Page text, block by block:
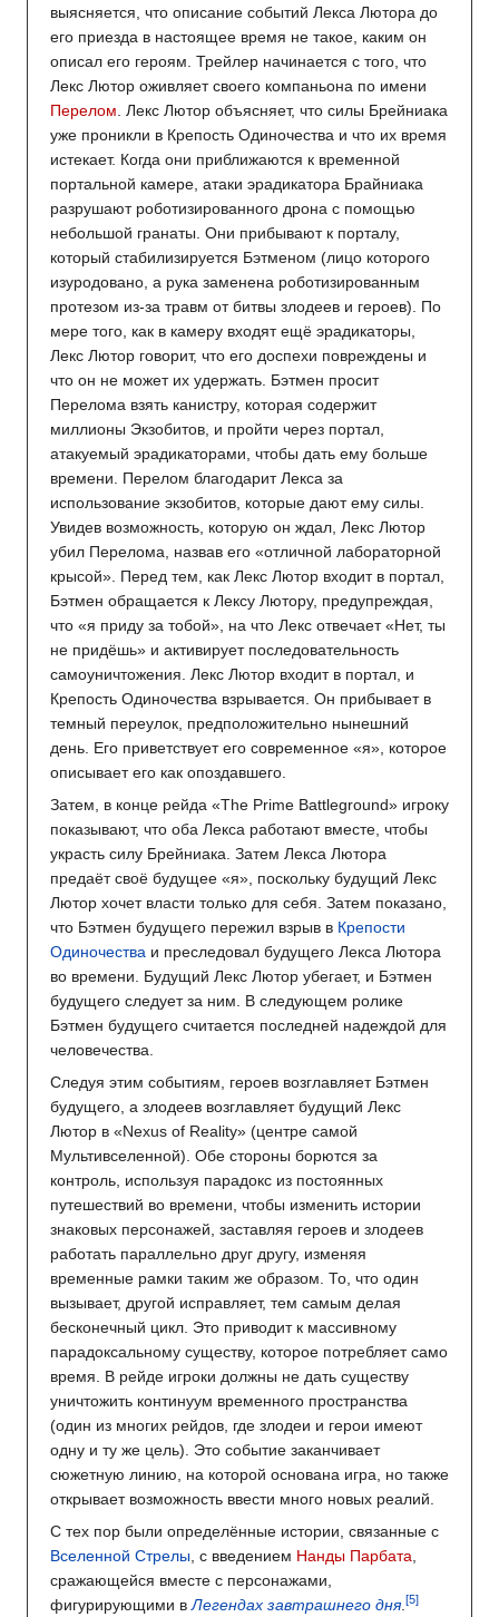
выясняется, что описание событий Лекса Лютора до
его приезда в настоящее время не такое, каким он
описал его героям. Трейлер начинается с того, что
Лекс Лютор оживляет своего компаньона по имени
Перелом . Лекс Лютор объясняет, что силы Брейниака
уже проникли в Крепость Одиночества и что их время
истекает. Когда они приближаются к временной
портальной камере, атаки эрадикатора Брайниака
разрушают роботизированного дрона с помощью
небольшой гранаты. Они прибывают к порталу,
который стабилизируется Бэтменом (лицо которого
изуродовано, а рука заменена роботизированным
протезом из-за травм от битвы злодеев и героев). По
мере того, как в камеру входят ещё эрадикаторы,
Лекс Лютор говорит, что его доспехи повреждены и
что он не может их удержать. Бэтмен просит
Перелома взять канистру, которая содержит
миллионы Экзобитов, и пройти через портал,
атакуемый эрадикаторами, чтобы дать ему больше
времени. Перелом благодарит Лекса за
использование экзобитов, которые дают ему силы.
Увидев возможность, которую он ждал, Лекс Лютор
убил Перелома, назвав его «отличной лабораторной
крысой». Перед тем, как Лекс Лютор входит в портал,
Бэтмен обращается к Лексу Лютору, предупреждая,
что «я приду за тобой», на что Лекс отвечает «Нет, ты
не придёшь» и активирует последовательность
самоуничтожения. Лекс Лютор входит в портал, и
Крепость Одиночества взрывается. Он прибывает в
темный переулок, предположительно нынешний
день. Его приветствует его современное «я», которое
описывает его как опоздавшего.
Затем, в конце рейда «The Prime Battleground» игроку
показывают, что оба Лекса работают вместе, чтобы
украсть силу Брейниака. Затем Лекса Лютора
предаёт своё будущее «я», поскольку будущий Лекс
Лютор хочет власти только для себя. Затем показано,
что Бэтмен будущего пережил взрыв в Крепости
Одиночества и преследовал будущего Лекса Лютора
во времени. Будущий Лекс Лютор убегает, и Бэтмен
будущего следует за ним. В следующем ролике
Бэтмен будущего считается последней надеждой для
человечества.
Следуя этим событиям, героев возглавляет Бэтмен
будущего, а злодеев возглавляет будущий Лекс
Лютор в «Nexus of Reality» (центре самой
Мультивселенной). Обе стороны борются за
контроль, используя парадокс из постоянных
путешествий во времени, чтобы изменить истории
знаковых персонажей, заставляя героев и злодеев
работать параллельно друг другу, изменяя
временные рамки таким же образом. То, что один
вызывает, другой исправляет, тем самым делая
бесконечный цикл. Это приводит к массивному
парадоксальному существу, которое потребляет само
время. В рейде игроки должны не дать существу
уничтожить континуум временного пространства
(один из многих рейдов, где злодеи и герои имеют
одну и ту же цель). Это событие заканчивает
сюжетную линию, на которой основана игра, но также
открывает возможность ввести много новых реалий.
С тех пор были определённые истории, связанные с
Вселенной Стрелы , с введением Нанды Парбата
сражающейся вместе с персонажами,
фигурирующими в Легендах завтрашнего дня.